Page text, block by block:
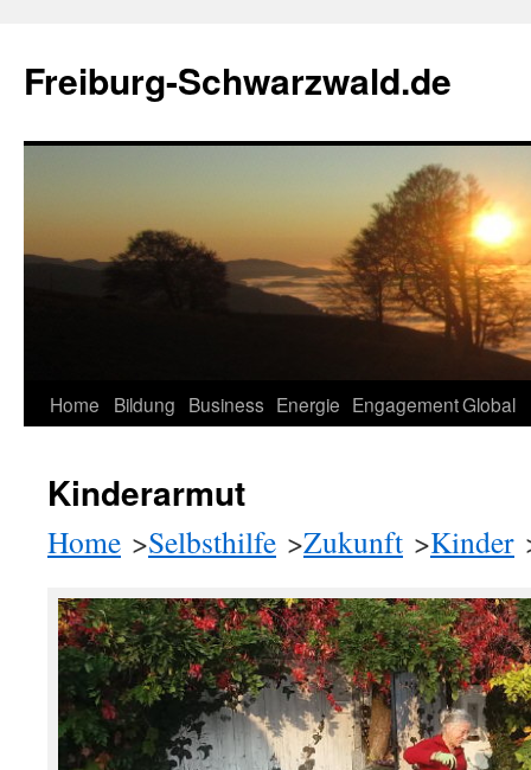
springen
Freiburg-Schwarzwald.de
Home Bildung Business Energie EngagementGlobal
Kinderarmut
Home >Selbsthilfe >Zukunft >Kinder